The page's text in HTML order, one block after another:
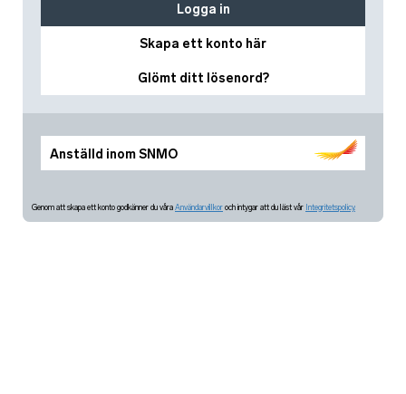
Anställd inom SNMO
Skapa ett konto här
Glömt ditt lösenord?
Logga in
Genom att skapa ett konto godkänner du våra Användarvillkor och intygar att du läst vår Integritetspolicy.